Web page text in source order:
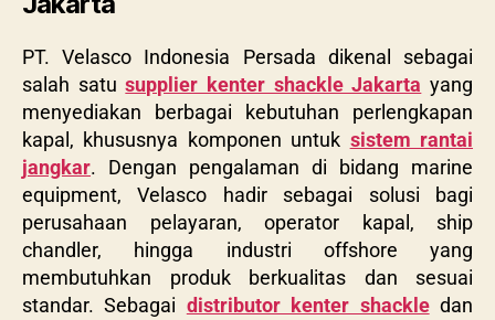
PT. Velasco Indonesia Persada dikenal sebagai
salah satusupplier kenter shackle Jakarta yang
menyediakan berbagai kebutuhan perlengkapan
kapal, khususnya komponen untuk sistem rantai
jangkar. Dengan pengalaman di bidang marine
equipment, Velasco hadir sebagai solusi bagi
perusahaan pelayaran, operator kapal, ship
chandler, hingga industri offshore yang
membutuhkan produk berkualitas dan sesuai
standar. Sebagai distributor kenter shackledan